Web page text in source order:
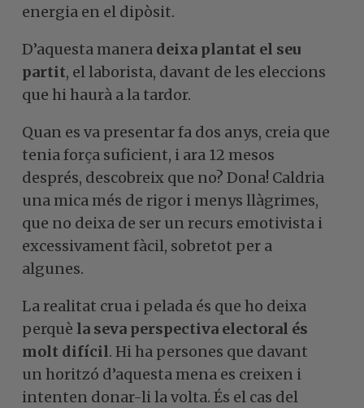
energia en el dipòsit.
D’aquesta manera deixa plantat el seu
partit, el laborista, davant de les eleccions
que hi haurà a la tardor.
Quan es va presentar fa dos anys, creia que
tenia força suficient, i ara 12 mesos
després, descobreix que no? Dona! Caldria
una mica més de rigor i menys llàgrimes,
que no deixa de ser un recurs emotivista i
excessivament fàcil, sobretot per a
algunes.
La realitat crua i pelada és que ho deixa
perquè la seva perspectiva electoral és
molt difícil. Hi ha persones que davant
un horitzó d’aquesta mena es creixen i
intenten donar-li la volta. És el cas del